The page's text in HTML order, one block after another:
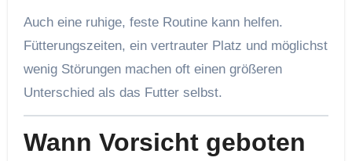
Auch eine ruhige, feste Routine kann helfen.
Fütterungszeiten, ein vertrauter Platz und möglichst
wenig Störungen machen oft einen größeren
Unterschied als das Futter selbst.
Wann Vorsicht geboten